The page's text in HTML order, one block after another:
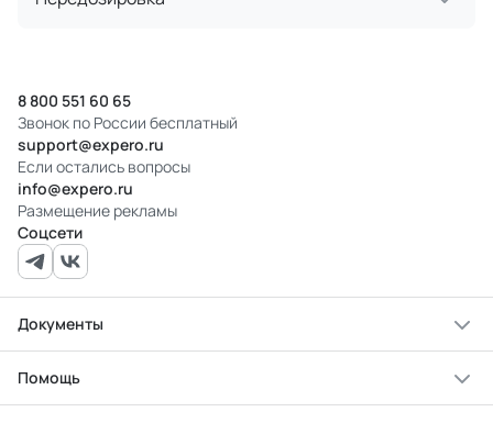
8 800 551 60 65
Звонок по России бесплатный
support@expero.ru
Если остались вопросы
info@expero.ru
Размещение рекламы
Соцсети
Документы
Помощь